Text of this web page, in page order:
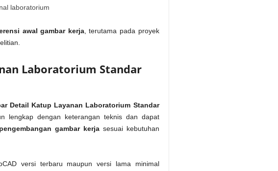
laboratorium
awal gambar kerja, terutama pada proyek
Laboratorium Standar
Detail Katup Layanan Laboratorium Standar
lengkap dengan keterangan teknis dan dapat
gambar kerjasesuai kebutuhan
versi terbaru maupun versi lama minimal